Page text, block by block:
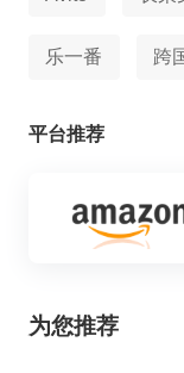
乐一番 跨
平台推荐
为您推荐